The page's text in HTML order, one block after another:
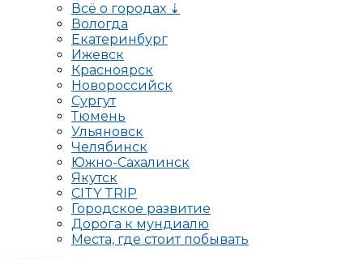
Всё о городах ⇣
Вологда
Екатеринбург
Ижевск
Красноярск
Новороссийск
Сургут
Тюмень
Ульяновск
Челябинск
Южно-Сахалинск
Якутск
CITY TRIP
Городское развитие
Дорога к мундиалю
Места, где стоит побывать